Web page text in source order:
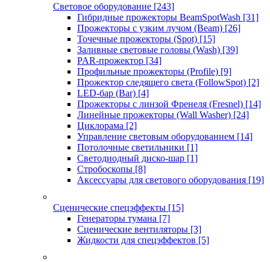
Световое оборудование [243]
Гибридные прожекторы BeamSpotWash [31]
Прожекторы с узким лучом (Beam) [26]
Точечные прожекторы (Spot) [15]
Заливные световые головы (Wash) [39]
PAR-прожектор [34]
Профильные прожекторы (Profile) [9]
Прожектор следящего света (FollowSpot) [2]
LED-бар (Bar) [4]
Прожекторы с линзой Френеля (Fresnel) [14]
Линейные прожекторы (Wall Washer) [24]
Циклорама [2]
Управление световым оборудованием [14]
Потолочные светильники [1]
Светодиодный диско-шар [1]
Стробоскопы [8]
Аксессуары для светового оборудования [19]
Сценические спецэффекты [15]
Генераторы тумана [7]
Сценические вентиляторы [3]
Жидкости для спецэффектов [5]